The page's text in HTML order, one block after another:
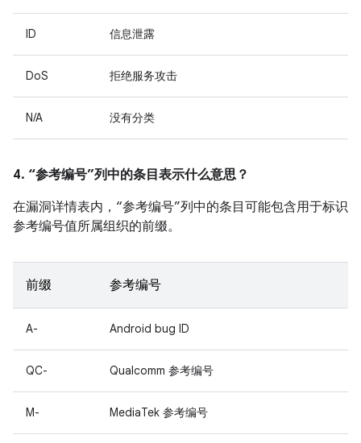
ID 信息泄露
DoS 拒绝服务攻击
N/A 没有分类
4. “参考编号”列中的条目表示什么意思？
在漏洞详情表内，“参考编号”列中的条目可能包含用于标识
参考编号值所属组织的前缀。
前缀 参考编号
A- Android bug ID
QC- Qualcomm 参考编号
M- MediaTek 参考编号